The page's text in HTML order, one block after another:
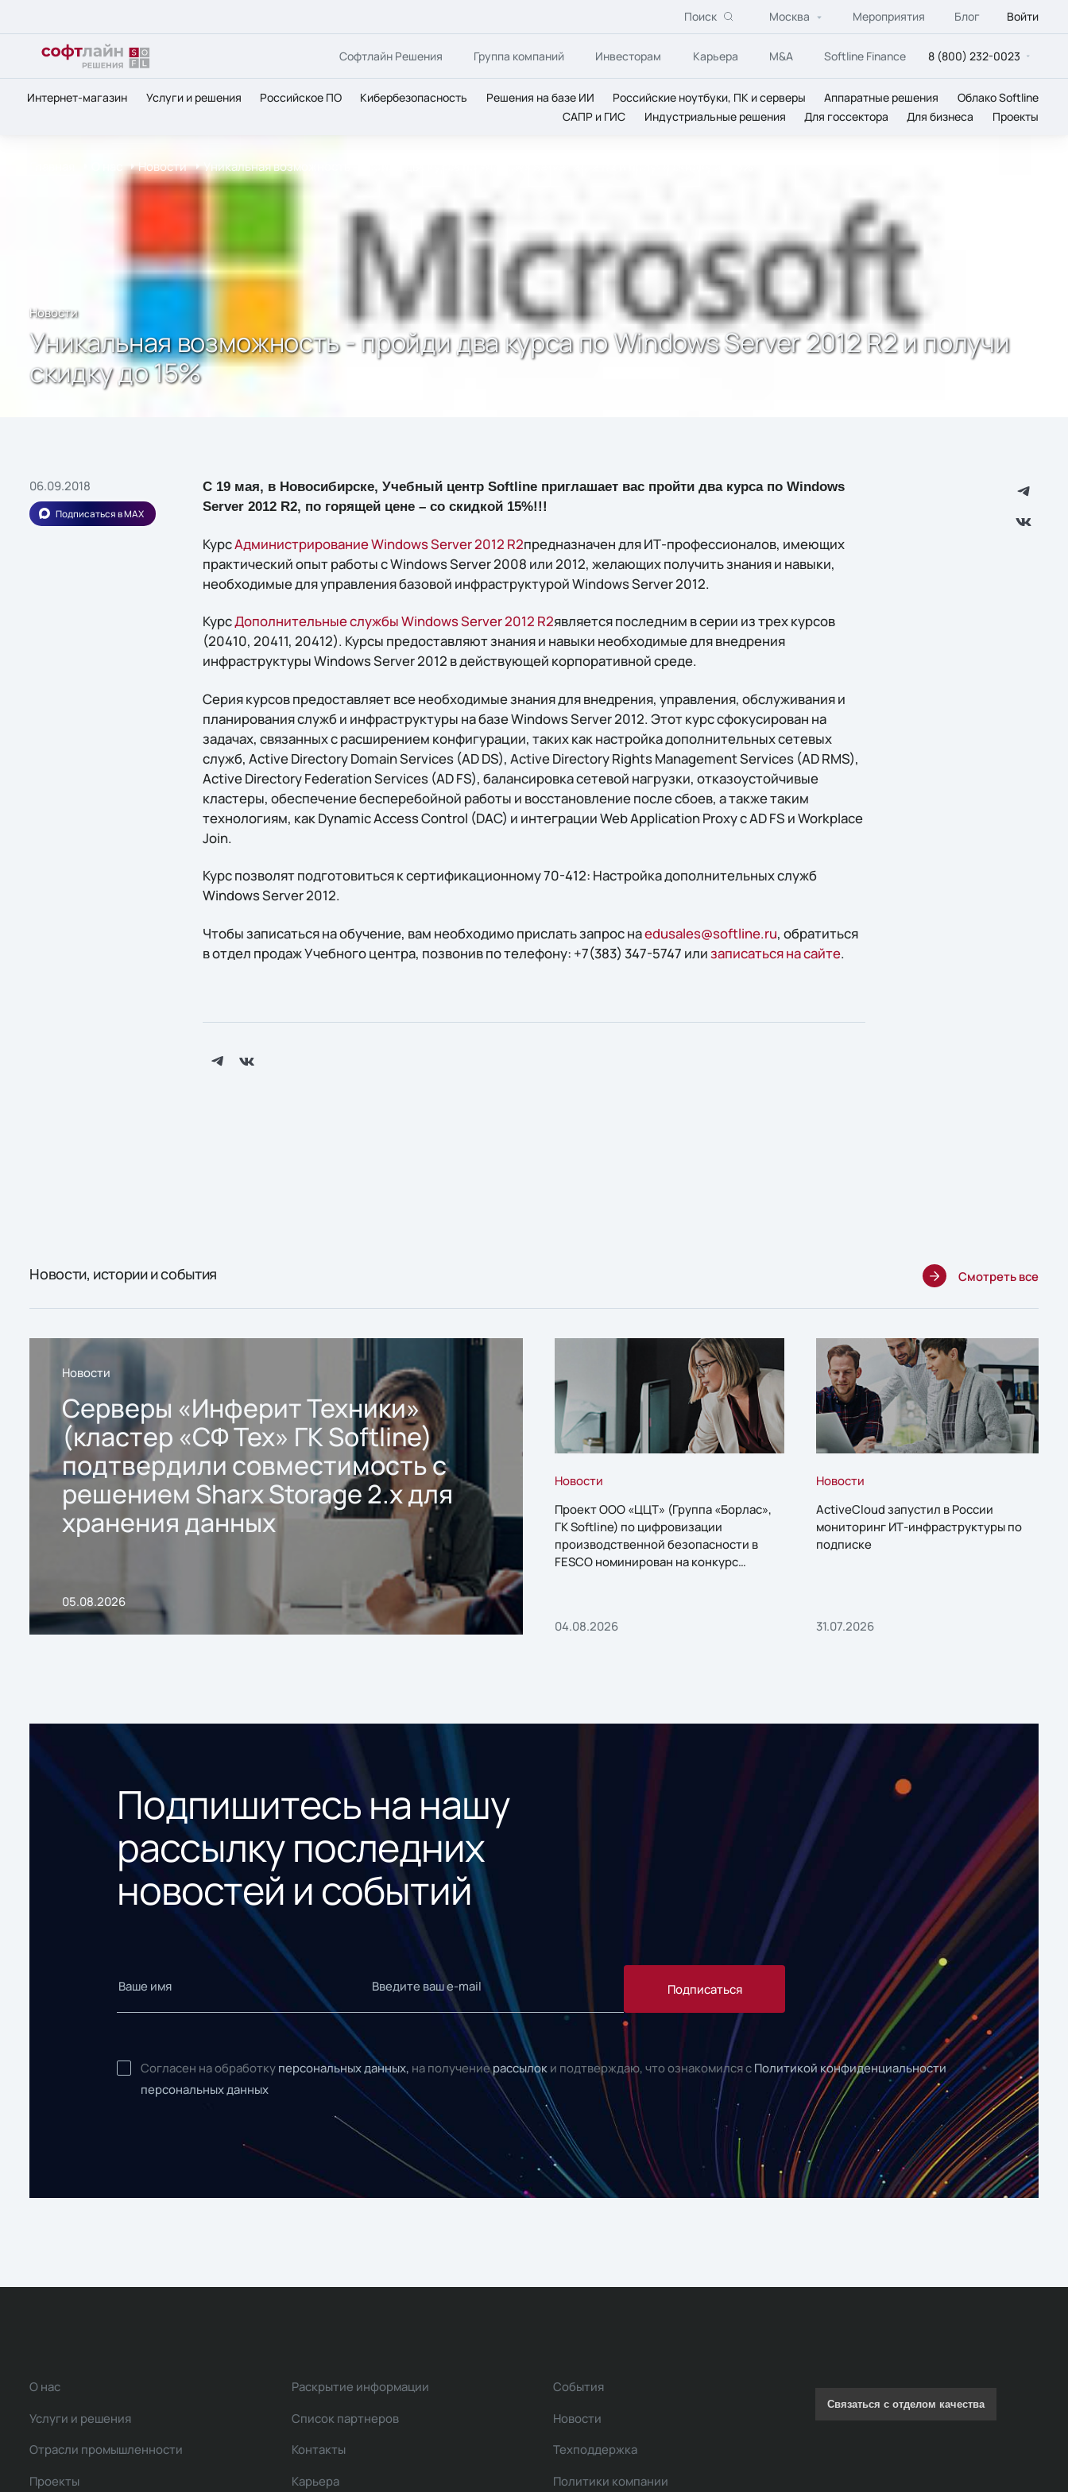
Поиск Москва Мероприятия Блог Войти
Софтлайн Решения Группа компаний Инвесторам Карьера M&A Softline Finance 8 (800) 232-0023
Интернет-магазин Услуги и решения Российское ПО Кибербезопасность Решения на базе ИИ Российские ноутбуки, ПК и серверы Аппаратные решения
Облако Softline
САПР и ГИС
Индустриальные решения Для госсектора Для бизнеса Проекты
Новости Уникальная возможность - пройди два курса по Windows Server 2012 R2 и получи скидку до 15%
Новости
Уникальная возможность - пройди два курса по Windows Server 2012 R2 и получи
скидку до 15%
06.09.2018
Подписаться в MAX
С 19 мая, в Новосибирске, Учебный центр Softline приглашает вас пройти два курса по Windows
Server 2012 R2, по горящей цене – со скидкой 15%!!!
КурсАдминистрирование Windows Server 2012 R2предназначен для ИТ-профессионалов, имеющих
практический опыт работы с Windows Server 2008 или 2012, желающих получить знания и навыки,
необходимые для управления базовой инфраструктурой Windows Server 2012.
КурсДополнительные службы Windows Server 2012 R2является последним в серии из трех курсов
(20410, 20411, 20412). Курсы предоставляют знания и навыки необходимые для внедрения
инфраструктуры Windows Server 2012 в действующей корпоративной среде.
Серия курсов предоставляет все необходимые знания для внедрения, управления, обслуживания и
планирования служб и инфраструктуры на базе Windows Server 2012. Этот курс сфокусирован на
задачах, связанных с расширением конфигурации, таких как настройка дополнительных сетевых
служб, Active Directory Domain Services (AD DS), Active Directory Rights Management Services (AD RMS),
Active Directory Federation Services (AD FS), балансировка сетевой нагрузки, отказоустойчивые
кластеры, обеспечение бесперебойной работы и восстановление после сбоев, а также таким
технологиям, как Dynamic Access Control (DAC) и интеграции Web Application Proxy с AD FS и Workplace
Join.
Курс позволят подготовиться к сертификационному 70-412: Настройка дополнительных служб
Windows Server 2012.
Чтобы записаться на обучение, вам необходимо прислать запрос наedusales@softline.ru, обратиться
в отдел продаж Учебного центра, позвонив по телефону: +7(383) 347-5747 илизаписаться на сайте.
Новости, истории и события Смотреть все
Новости
Серверы «Инферит Техники»
(кластер «СФ Тех» ГК Softline)
подтвердили совместимость с
решением Sharx Storage 2.x для
хранения данных
05.08.2026
Новости
Проект ООО «ЦЦТ» (Группа «Борлас»,
ГК Softline) по цифровизации
производственной безопасности в
FESCO номинирован на конкурс
04.08.2026
Новости
ActiveCloud запустил в России
мониторинг ИТ-инфраструктуры по
подписке
31.07.2026
Подпишитесь на нашу
рассылку последних
новостей и событий
Подписаться
Согласен на обработку персональных данных, на получениерассылок и подтверждаю, что ознакомился с Политикой конфиденциальности
персональных данных
О нас
Услуги и решения
Отрасли промышленности
Проекты
Раскрытие информации
Список партнеров
Контакты
Карьера
События
Новости
Техподдержка
Политики компании
Связаться с отделом качества